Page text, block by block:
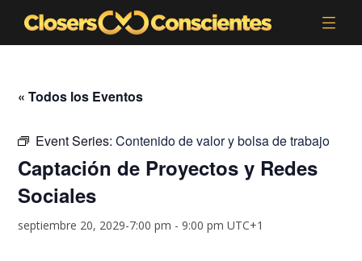
« Todos los Eventos
Event Series:Contenido de valor y bolsa de trabajo
Captación de Proyectos y Redes
Sociales
septiembre 20, 2029-7:00 pm -9:00 pm UTC+1